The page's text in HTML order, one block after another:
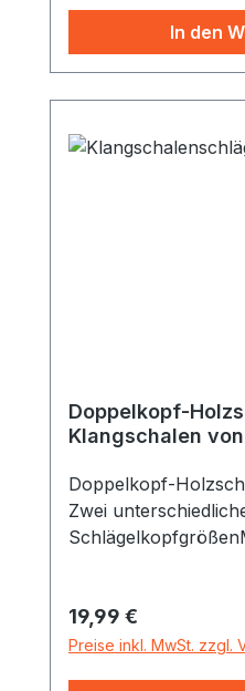
das müheloseIn den
Doppelkopf-
Klangschalen
Doppelkopf-
Zwei
zirka 40,5 cm
Durchmesser zirka
Regulärer Preis:
19,99 €
Preise inkl. MwSt. zzgl.